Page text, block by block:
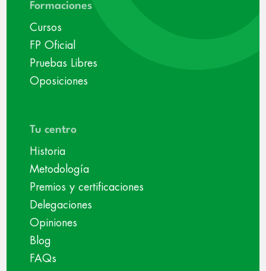
Formaciones
Cursos
FP Oficial
Pruebas Libres
Oposiciones
Tu centro
Historia
Metodología
Premios y certificaciones
Delegaciones
Opiniones
Blog
FAQs